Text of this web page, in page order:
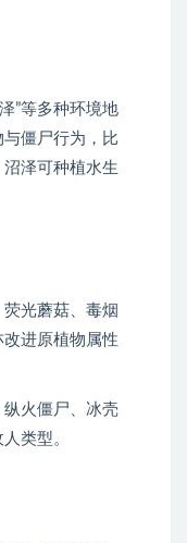
”等多种环境地
僵尸行为，比
泽可种植水生
光蘑菇、毒烟
进原植物属性
火僵尸、冰壳
类型。